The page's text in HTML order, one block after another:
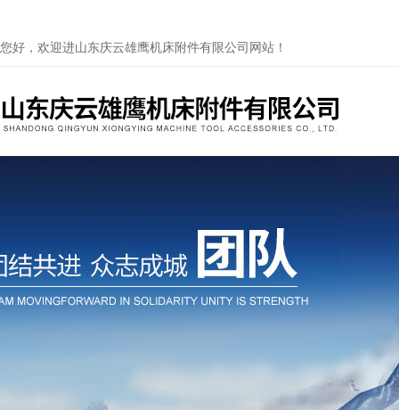
您好，欢迎进山东庆云雄鹰机床附件有限公司网站！